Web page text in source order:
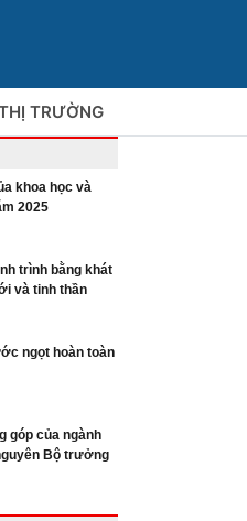
TRƯỜNG
khoa học và
2025
trình bằng khát
và tinh thần
ngọt hoàn toàn
góp của ngành
Bộ trưởng